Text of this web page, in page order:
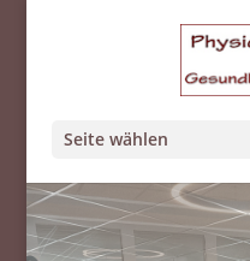
Seite wählen